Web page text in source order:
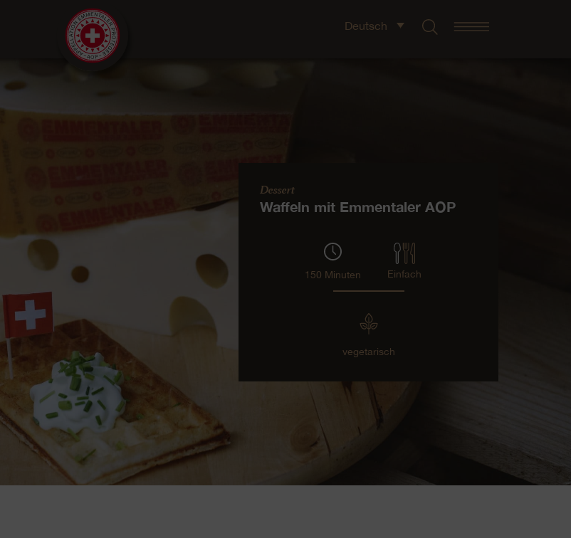
Deutsch
Dessert
Waffeln mit Emmentaler AOP
150 Minuten Einfach
vegetarisch